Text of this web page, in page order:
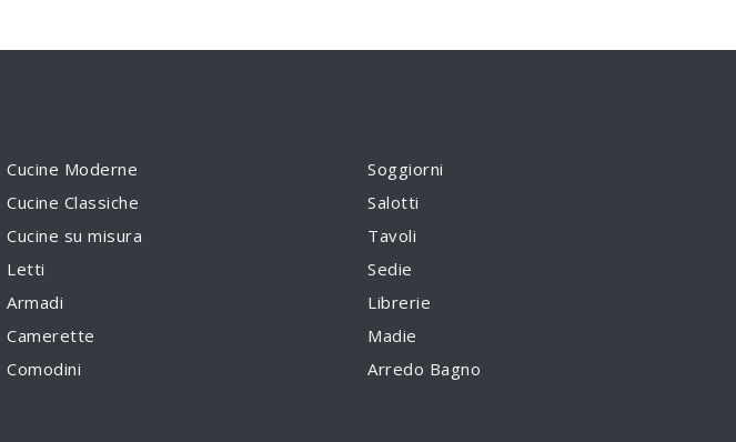
Cucine Moderne
Cucine Classiche
Cucine su misura
Letti
Armadi
Camerette
Comodini
Soggiorni
Salotti
Tavoli
Sedie
Librerie
Madie
Arredo Bagno